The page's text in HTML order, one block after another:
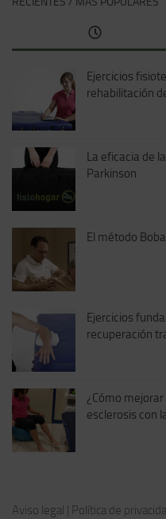
Ejercicios
rehabilitación
La eficacia de
Parkinson
El método
Ejercicios
recuperación
¿Cómo
esclerosis con
Aviso legal | Política de